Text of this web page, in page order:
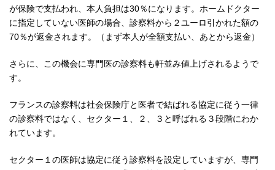
が保険で支払われ、本人負担は30％になります。ホームドクター
に指定していない医師の場合、診察料から２ユーロ引かれた額の
70％が返金されます。（まず本人が全額支払い、あとから返金）
さらに、この機会に専門医の診察料も軒並み値上げされるようで
す。
フランスの診察料は社会保険庁と医者で結ばれる協定に従う一律
の診察料ではなく、セクター１、２、３と呼ばれる３段階にわか
れています。
セクター１の医師は協定に従う診察料を設定していますが、専門